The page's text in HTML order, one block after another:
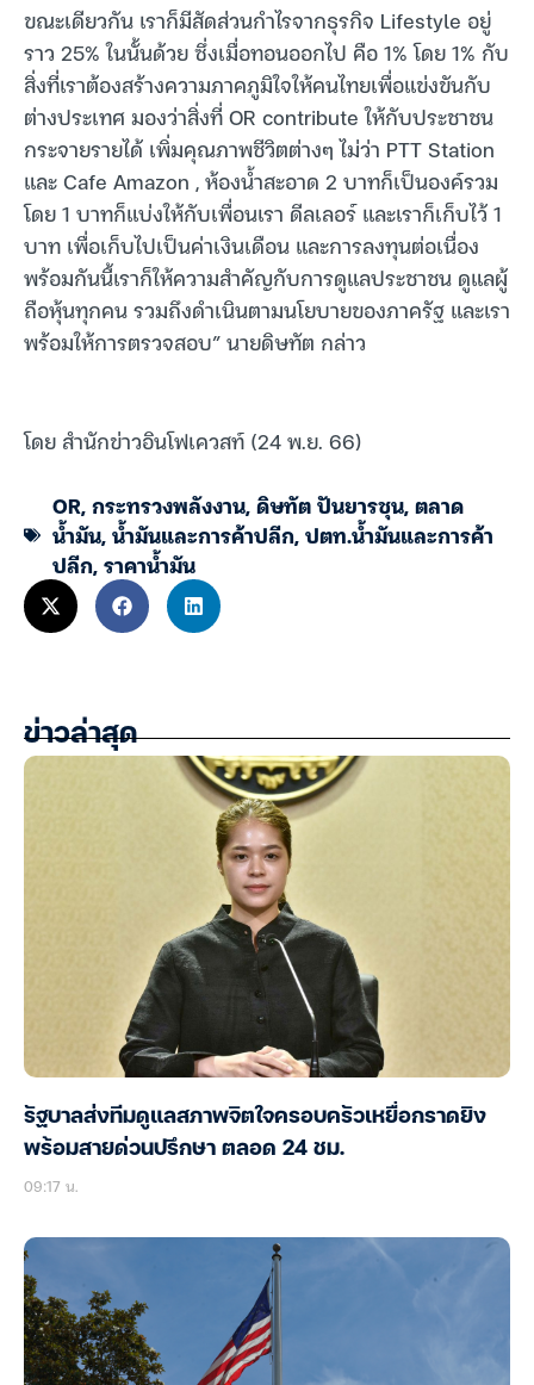
ขณะเดียวกัน เราก็มีสัดส่วนกำไรจากธุรกิจ Lifestyle อยู่
ราว 25% ในนั้นด้วย ซึ่งเมื่อทอนออกไป คือ 1% โดย 1% กับ
สิ่งที่เราต้องสร้างความภาคภูมิใจให้คนไทยเพื่อแข่งขันกับ
ต่างประเทศ มองว่าสิ่งที่ OR contribute ให้กับประชาชน
กระจายรายได้ เพิ่มคุณภาพชีวิตต่างๆ ไม่ว่า PTT Station
และ Cafe Amazon , ห้องน้ำสะอาด 2 บาทก็เป็นองค์รวม
โดย 1 บาทก็แบ่งให้กับเพื่อนเรา ดีลเลอร์ และเราก็เก็บไว้ 1
บาท เพื่อเก็บไปเป็นค่าเงินเดือน และการลงทุนต่อเนื่อง
พร้อมกันนี้เราก็ให้ความสำคัญกับการดูแลประชาชน ดูแลผู้
ถือหุ้นทุกคน รวมถึงดำเนินตามนโยบายของภาครัฐ และเรา
พร้อมให้การตรวจสอบ” นายดิษทัต กล่าว
โดย สำนักข่าวอินโฟเควสท์ (24 พ.ย. 66)
OR,กระทรวงพลังงาน,ดิษทัต ปันยารชุน,ตลาด
น้ำมัน,น้ำมันและการค้าปลีก,ปตท.น้ำมันและการค้า
ปลีก,ราคาน้ำมัน
ข่าวล่าสุด
รัฐบาลส่งทีมดูแลสภาพจิตใจครอบครัวเหยื่อกราดยิง
พร้อมสายด่วนปรึกษา ตลอด 24 ชม.
09:17 น.